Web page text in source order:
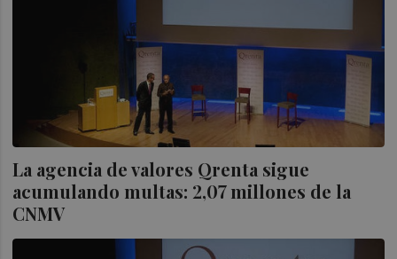
La agencia de valores Qrenta sigue
acumulando multas: 2,07 millones de la
CNMV